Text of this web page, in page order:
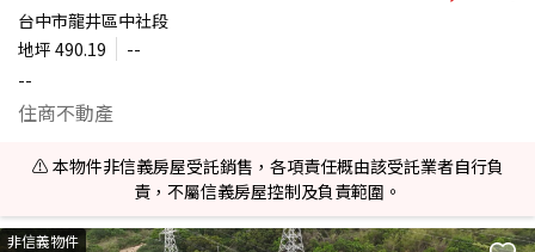
台中市龍井區中社段
地坪 490.19
--
--
住商不動產
⚠️ 本物件非信義房屋受託銷售，各項責任概由該受託業者自行負
責，不屬信義房屋控制及負責範圍。
非信義物件